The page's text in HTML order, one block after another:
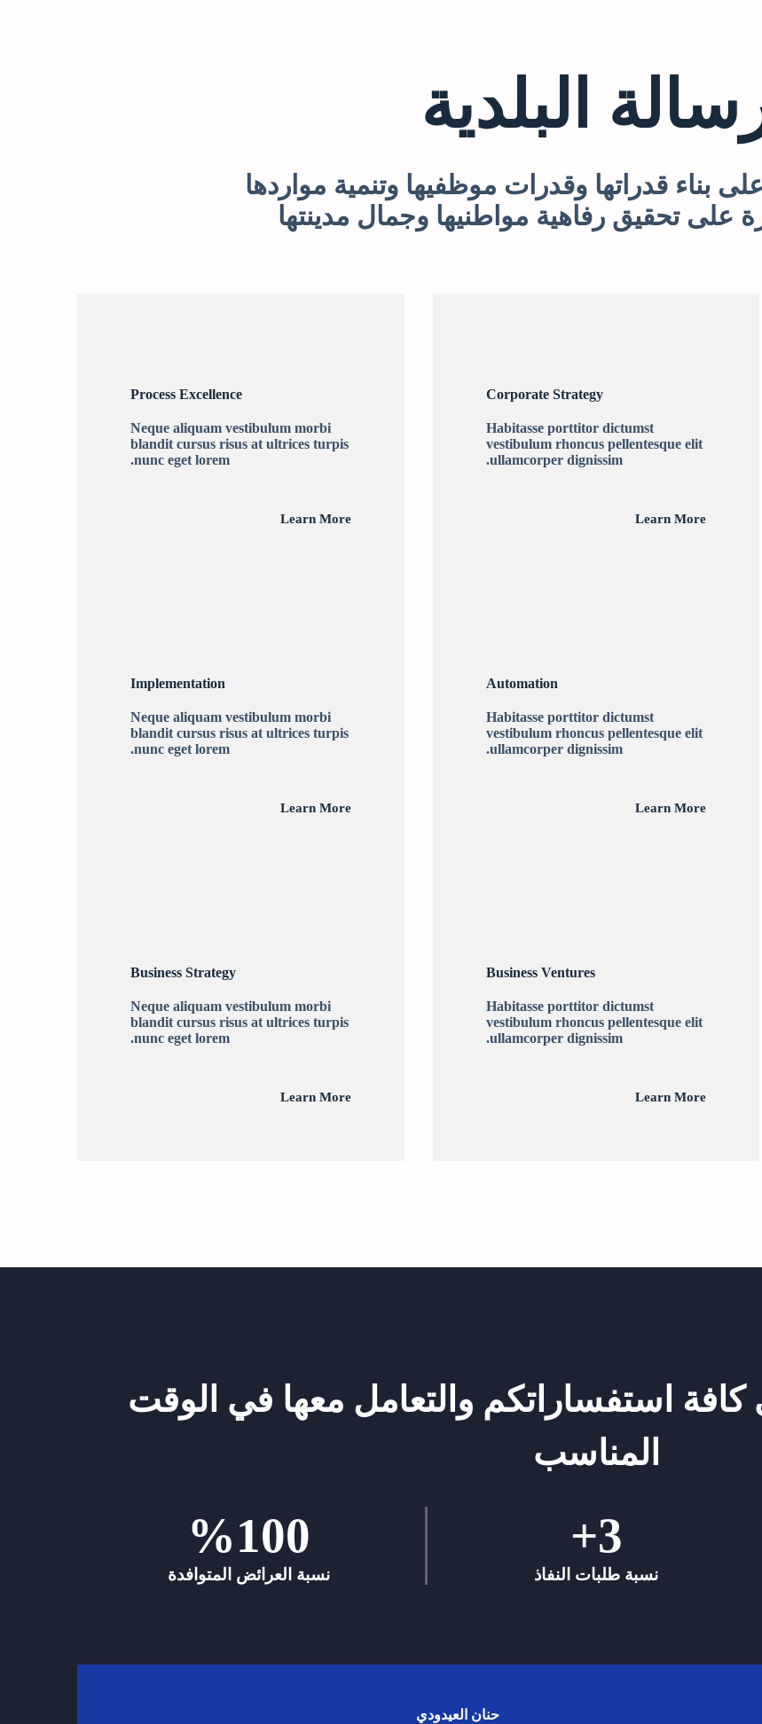
البلدية
بناء قدراتها وقدرات موظفيها وتنمية مواردها
على تحقيق رفاهية مواطنيها وجمال مدينتها
Corporate Strategy
Habitasse porttitor dictumst
vestibulum rhoncus pellentesque elit
ullamcorper dignissim.
Learn More
Process Excellence
Neque aliquam vestibulum morbi
blandit cursus risus at ultrices turpis
nunc eget lorem.
Learn More
Automation
Habitasse porttitor dictumst
vestibulum rhoncus pellentesque elit
ullamcorper dignissim.
Learn More
Implementation
Neque aliquam vestibulum morbi
blandit cursus risus at ultrices turpis
nunc eget lorem.
Learn More
Business Ventures
Habitasse porttitor dictumst
vestibulum rhoncus pellentesque elit
ullamcorper dignissim.
Learn More
Business Strategy
Neque aliquam vestibulum morbi
blandit cursus risus at ultrices turpis
nunc eget lorem.
Learn More
استفساراتكم والتعامل معها في الوقت
المناسب
نسبة طلبات النفاذ
3
+
نسبة العرائض المتوافدة
100
%
حنان العيدودي